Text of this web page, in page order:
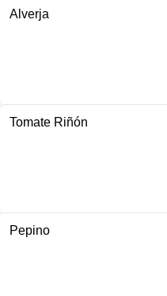
Alverja
Tomate Riñón
Pepino